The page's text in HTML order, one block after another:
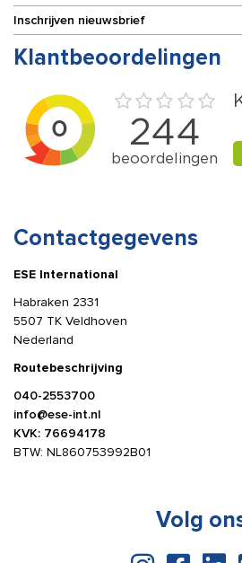
Inschrijven nieuwsbrief
Klantbeoordelingen
Contactgegevens
ESE International
Habraken 2331
5507 TK Veldhoven
Nederland
Routebeschrijving
040-2553700
info@ese-int.nl
KVK: 76694178
BTW: NL860753992B01
Volg